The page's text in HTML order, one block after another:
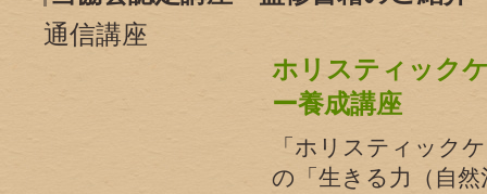
通信講座
ホリスティック
ー養成講座
「ホリスティック
の「生きる力（自